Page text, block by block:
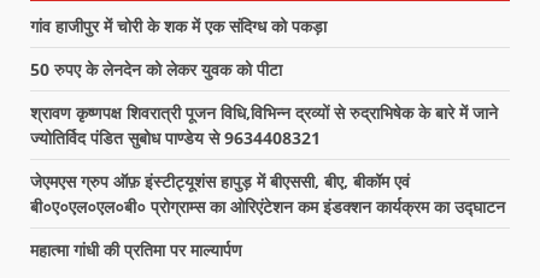
गांव हाजीपुर में चोरी के शक में एक संदिग्ध को पकड़ा
50 रुपए के लेनदेन को लेकर युवक को पीटा
श्रावण कृष्णपक्ष शिवरात्री पूजन विधि,विभिन्न द्रव्यों से रुद्राभिषेक के बारे में जाने
ज्योतिर्विद पंडित सुबोध पाण्डेय से 9634408321
जेएमएस ग्रुप ऑफ़ इंस्टीट्यूशंस हापुड़ में बीएससी, बीए, बीकॉम एवं
बी०ए०एल०एल०बी० प्रोग्राम्स का ओरिएंटेशन कम इंडक्शन कार्यक्रम का उद्घाटन
महात्मा गांधी की प्रतिमा पर माल्यार्पण